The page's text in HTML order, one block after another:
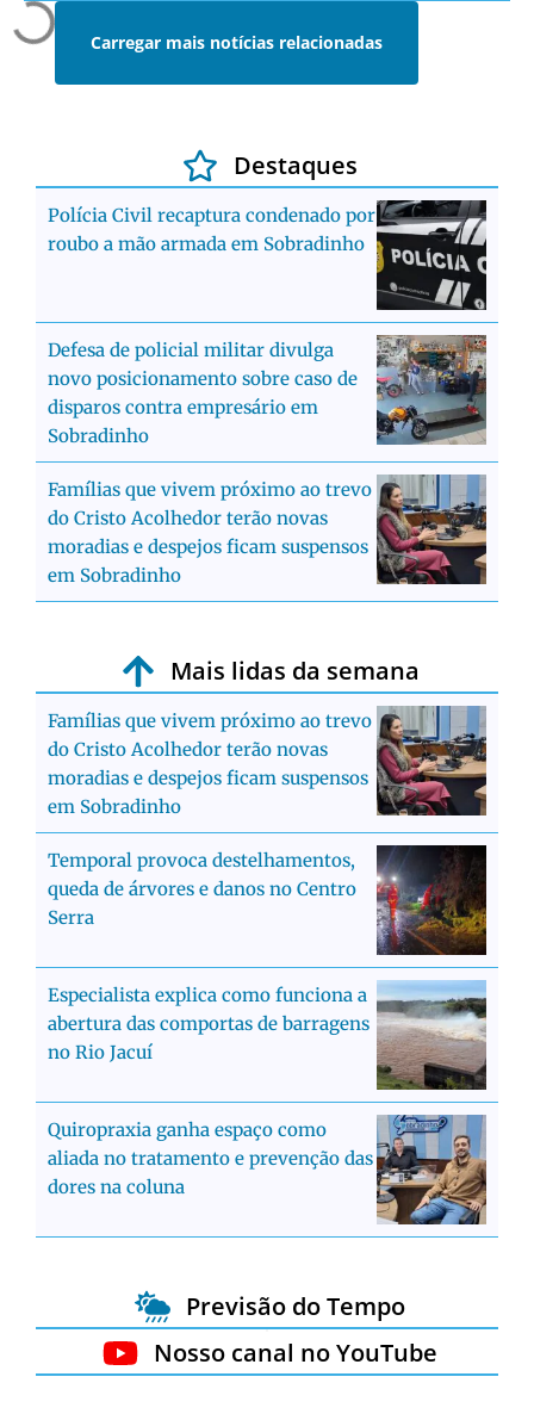
Carregar mais notícias relacionadas
Destaques
Polícia Civil recaptura condenado por
roubo a mão armada em Sobradinho
Defesa de policial militar divulga
novo posicionamento sobre caso de
disparos contra empresário em
Sobradinho
Famílias que vivem próximo ao trevo
do Cristo Acolhedor terão novas
moradias e despejos ficam suspensos
em Sobradinho
Mais lidas da semana
Famílias que vivem próximo ao trevo
do Cristo Acolhedor terão novas
moradias e despejos ficam suspensos
em Sobradinho
Temporal provoca destelhamentos,
queda de árvores e danos no Centro
Serra
Especialista explica como funciona a
abertura das comportas de barragens
no Rio Jacuí
Quiropraxia ganha espaço como
aliada no tratamento e prevenção das
dores na coluna
Previsão do Tempo
Nosso canal no YouTube